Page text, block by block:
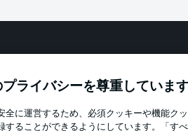
it's meant to be
ライバシーを尊重していま
全に運営するため、必須クッキーや機能ク
することができるようにしています。「す